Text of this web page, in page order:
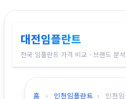
대전임플란트
전국 임플란트 가격 비교 · 브랜드 분
홈
홈 › 인천임플란트 › 인천